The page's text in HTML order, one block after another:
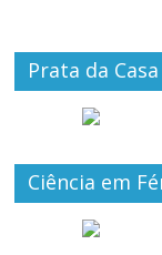
Prata da Casa
Ciência em